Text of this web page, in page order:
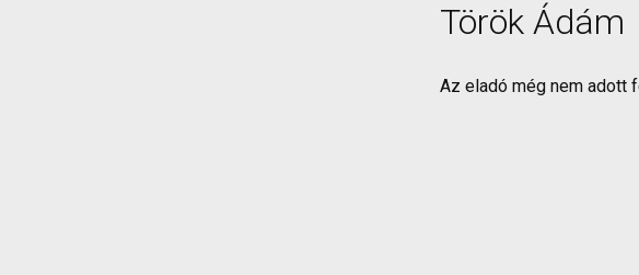
Török Ádám
Az eladó még nem adott